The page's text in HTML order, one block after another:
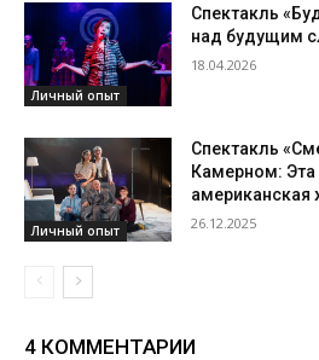
Личный опыт
Спектакль
над будущим
18.04.2026
Личный опыт
Спектакль
Камерном: Эта
американская
26.12.2025
4 КОММЕНТАРИИ